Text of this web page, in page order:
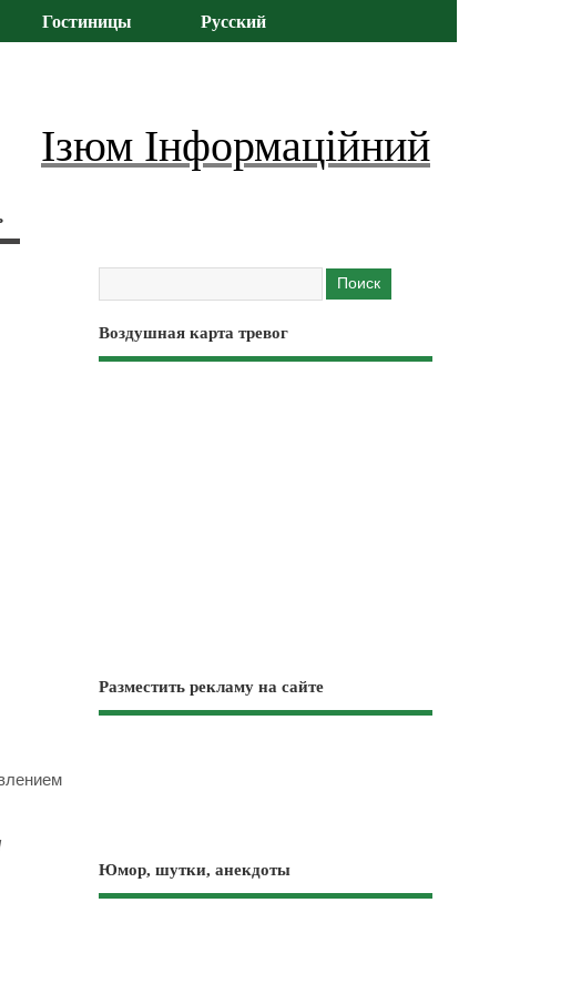
Гостиницы Русский
Ізюм Інформаційний
Воздушная карта тревог
Разместить рекламу на сайте
Юмор, шутки, анекдоты